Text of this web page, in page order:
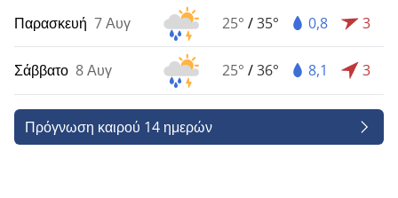
Παρασκευή 7 Αυγ 25° /35° 0,8 3
Σάββατο 8 Αυγ 25° /36° 8,1 3
Πρόγνωση καιρού 14 ημερών